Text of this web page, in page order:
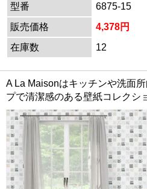
型番
6875-15
販売価格
4,378円
在庫数
12
A La Maisonはキッチンや洗面
プで清潔感のある壁紙コレクシ